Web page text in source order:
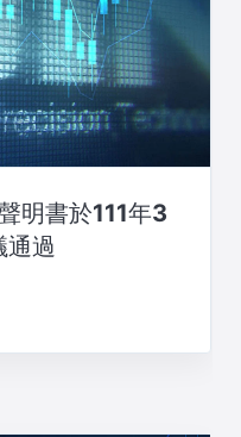
明書於111年3
通過